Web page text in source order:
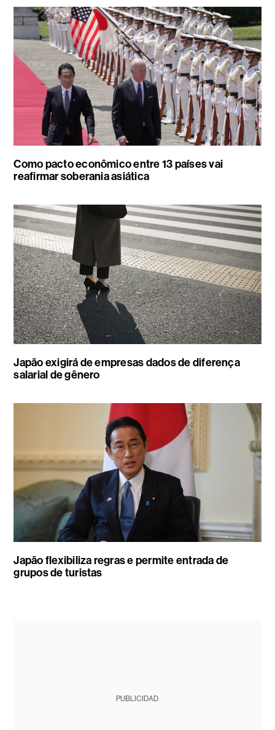
Como pacto econômico entre 13 países vai
reafirmar soberania asiática
Japão exigirá de empresas dados de diferença
salarial de gênero
Japão flexibiliza regras e permite entrada de
grupos de turistas
PUBLICIDAD